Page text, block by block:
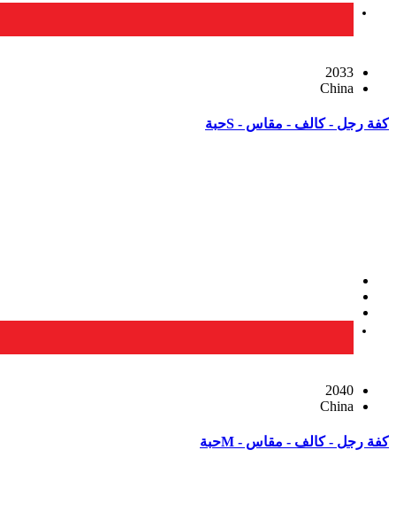
2033
China
كفة رجل - كالف - مقاس - Sحبة
2040
China
كفة رجل - كالف - مقاس - Mحبة